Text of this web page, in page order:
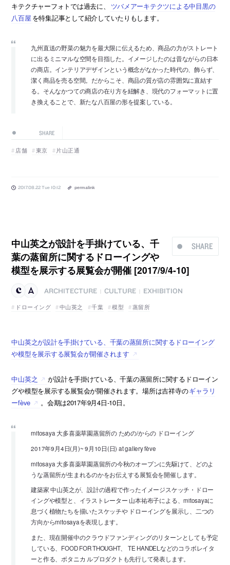
キテクチャーフォトでは過去に、
ツバメアーキテクツによる中目黒の
八百屋 を特集記事として紹介していたりもします。
九州直送の野菜の魅力を最大限に伝えるため、商品の力がストレート
に出るミニマルな空間を目指した。イメージしたのは昔ながらの日本
の商店。インテリアデザインという概念がなかった時代の、飾らず、
潔く商品を売る空間。だからこそ、商品の質が店の雰囲気に直結す
る。そんなかつての商店の在り方を紐解き、現代のフォーマットに置
き換えることで、新たな八百屋の形を提案している。
SHARE
店舗 東京 片山正通
2017.08.22 Tue 10:12 permalink
SHARE
中山英之が設計を手掛けている、千
葉の蒸留所に関するドローイングや
模型を展示する展覧会が開催 [2017/9/4-10]
ARCHITECTURE CULTURE
EXHIBITION
ドローイング
中山英之 千葉 模型 蒸留所
中山英之が設計を手掛けている、千葉の蒸留所に関するドローイング
や模型を展示する展覧会が開催されます
中山英之
が設計を手掛けている、千葉の蒸留所に関するドローイン
グや模型を展示する展覧会が開催されます。場所は吉祥寺のギャラリ
ーfève
。会期は2017年9月4日-10日。
mitosaya 大多喜薬草園蒸留所の ための/からの ドローイング
2017年9月4日(月)~ 9月10日(日) at gallery fève
mitosaya 大多喜薬草園蒸留所の今秋のオープンに先駆けて、どのよ
うな蒸留所が生まれるのかをお伝えする展覧会を開催します。
建築家 中山英之が、設計の過程で作ったイメージスケッチ・ドロー
イングや模型と、イラストレーター 山本祐布子による、mitosayaに
息づく植物たちを描いたスケッチや ドローイングを展示し、二つの
方向からmitosayaを表現します。
また、現在開催中のクラウドファンディングのリターンとしても予定
している、FOOD FOR THOUGHT、 TE HANDELなどのコラボレイタ
ーと作る、ボタニカ ルプロダクトも先行して発表します。